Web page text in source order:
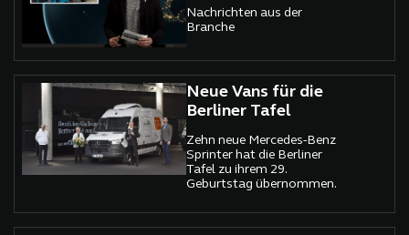
Nachrichten aus der
Branche
Neue Vans für die
Berliner Tafel
Zehn neue Mercedes-Benz
Sprinter hat die Berliner
Tafel zu ihrem 29.
Geburtstag übernommen.